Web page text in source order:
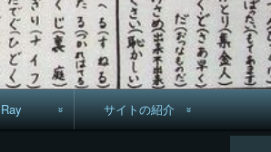
Ray サイトの紹介